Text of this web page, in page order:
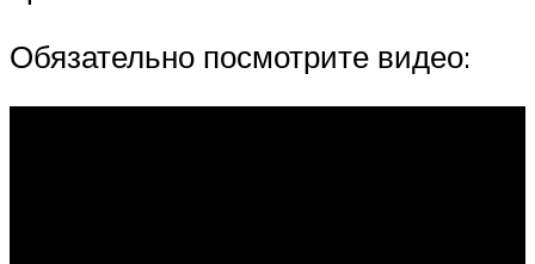
Обязательно посмотрите видео: